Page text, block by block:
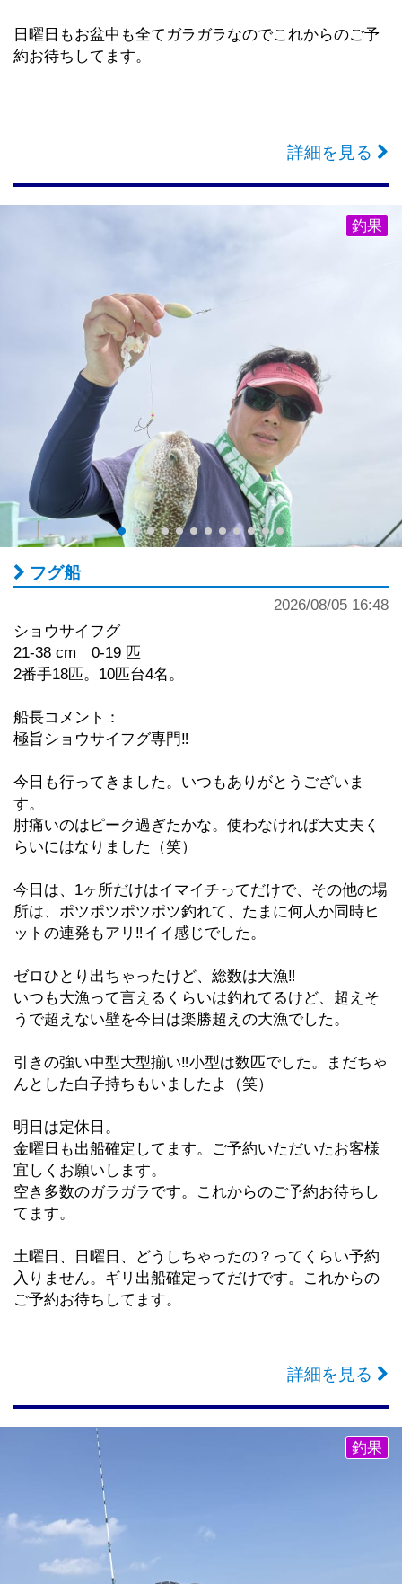
日曜日もお盆中も全てガラガラなのでこれからのご予
約お待ちしてます。
詳細を見る
釣果
フグ船
2026/08/05 16:48
ショウサイフグ
21-38 cm 0-19 匹
2番手18匹。10匹台4名。
船長コメント：
極旨ショウサイフグ専門‼︎
今日も行ってきました。いつもありがとうございま
す。
肘痛いのはピーク過ぎたかな。使わなければ大丈夫く
らいにはなりました（笑）
今日は、1ヶ所だけはイマイチってだけで、その他の場
所は、ポツポツポツポツ釣れて、たまに何人か同時ヒ
ットの連発もアリ‼︎イイ感じでした。
ゼロひとり出ちゃったけど、総数は大漁‼︎
いつも大漁って言えるくらいは釣れてるけど、超えそ
うで超えない壁を今日は楽勝超えの大漁でした。
引きの強い中型大型揃い‼︎小型は数匹でした。まだちゃ
んとした白子持ちもいましたよ（笑）
明日は定休日。
金曜日も出船確定してます。ご予約いただいたお客様
宜しくお願いします。
空き多数のガラガラです。これからのご予約お待ちし
てます。
土曜日、日曜日、どうしちゃったの？ってくらい予約
入りません。ギリ出船確定ってだけです。これからの
ご予約お待ちしてます。
詳細を見る
釣果